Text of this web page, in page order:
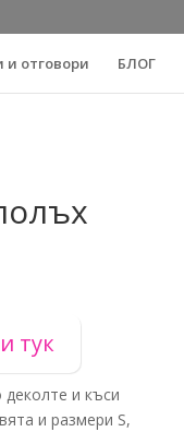
и отговори БЛОГ
тук
и къси
и размери S,